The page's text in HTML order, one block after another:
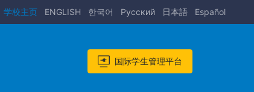
学校主页 ENGLISH 한국어 Pусский 日本語 Español
国际学生管理平台